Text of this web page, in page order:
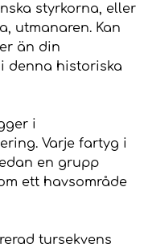
styrkorna, eller
utmanaren. Kan
än din
denna historiska
i
Varje fartyg i
en grupp
ett havsområde
tursekvens